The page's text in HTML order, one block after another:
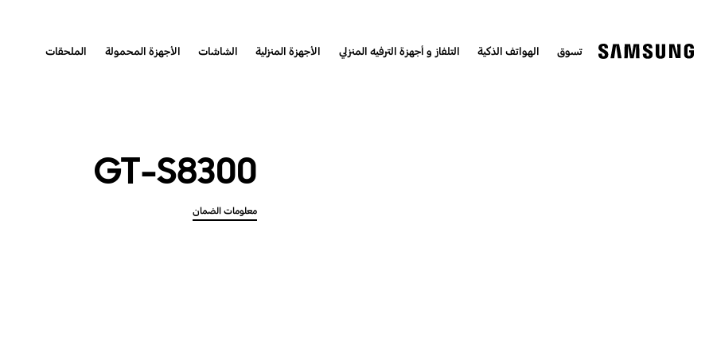
تسوق الهواتف الذكية التلفاز و أجهزة الترفيه المنزلي الأجهزة المنزلية الشاشات الأجهزة المحمولة الملحقات
GT-S8300
معلومات الضمان